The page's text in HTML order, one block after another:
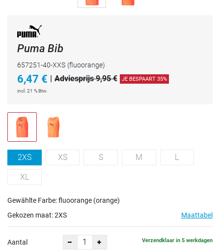
Puma Bib
657251-40-XXS (fluoorange)
6,47 € Adviesprijs 9,95 € JE BESPAART 35%
incl. 21 % Btw.
2XS XS S M L
XL
Gewählte Farbe: fluoorange (orange)
Gekozen maat:2XS Maattabel
Aantal Verzendklaar in 5 werkdagen